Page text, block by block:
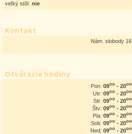
veľký stôl: nie
Kontakt
Nám. slobody 16
Otváracie hodiny
Pon: 09oo - 20oo
Utr: 09oo - 20oo
Str: 09oo - 20oo
Štv: 09oo - 20oo
Pia: 09oo - 20oo
Sob: 09oo - 20oo
Ned: 09oo - 20oo